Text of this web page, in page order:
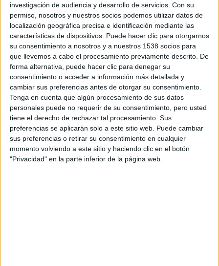
investigación de audiencia y desarrollo de servicios. Con su
permiso, nosotros y nuestros socios podemos utilizar datos de
localización geográfica precisa e identificación mediante las
características de dispositivos. Puede hacer clic para otorgarnos
su consentimiento a nosotros y a nuestros 1538 socios para
que llevemos a cabo el procesamiento previamente descrito. De
forma alternativa, puede hacer clic para denegar su
consentimiento o acceder a información más detallada y
cambiar sus preferencias antes de otorgar su consentimiento.
Tenga en cuenta que algún procesamiento de sus datos
personales puede no requerir de su consentimiento, pero usted
tiene el derecho de rechazar tal procesamiento. Sus
preferencias se aplicarán solo a este sitio web. Puede cambiar
sus preferencias o retirar su consentimiento en cualquier
momento volviendo a este sitio y haciendo clic en el botón
"Privacidad" en la parte inferior de la página web.